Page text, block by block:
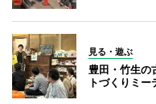
見る・遊ぶ
豊田・竹生の
トづくりミー